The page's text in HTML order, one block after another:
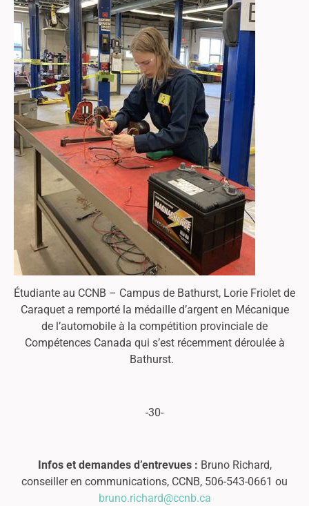
Étudiante au CCNB – Campus de Bathurst, Lorie Friolet de
Caraquet a remporté la médaille d’argent en Mécanique
de l’automobile à la compétition provinciale de
Compétences Canada qui s’est récemment déroulée à
Bathurst.
-30-
Infos et demandes d’entrevues : Bruno Richard,
conseiller en communications, CCNB, 506-543-0661 ou
bruno.richard@ccnb.ca